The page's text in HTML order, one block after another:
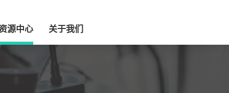
源中心 关于我们